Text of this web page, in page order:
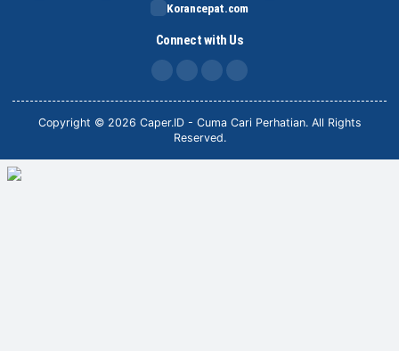
Korancepat.com
Connect with Us
FB IG TikTok
Copyright © 2026 Caper.ID - Cuma Cari Perhatian. All Rights
Reserved.